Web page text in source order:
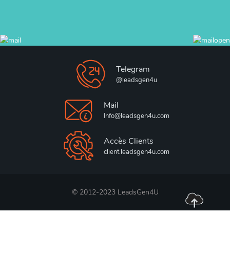
Telegram
@leadsgen4u
Mail
Info@leadsgen4u.com
Accès Clients
client.leadsgen4u.com
© 2012-2023 LeadsGen4U